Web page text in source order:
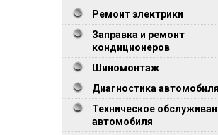
Ремонт электрики
Заправка и ремонт
кондиционеров
Шиномонтаж
Диагностика автомобиля
Техническое
автомобиля